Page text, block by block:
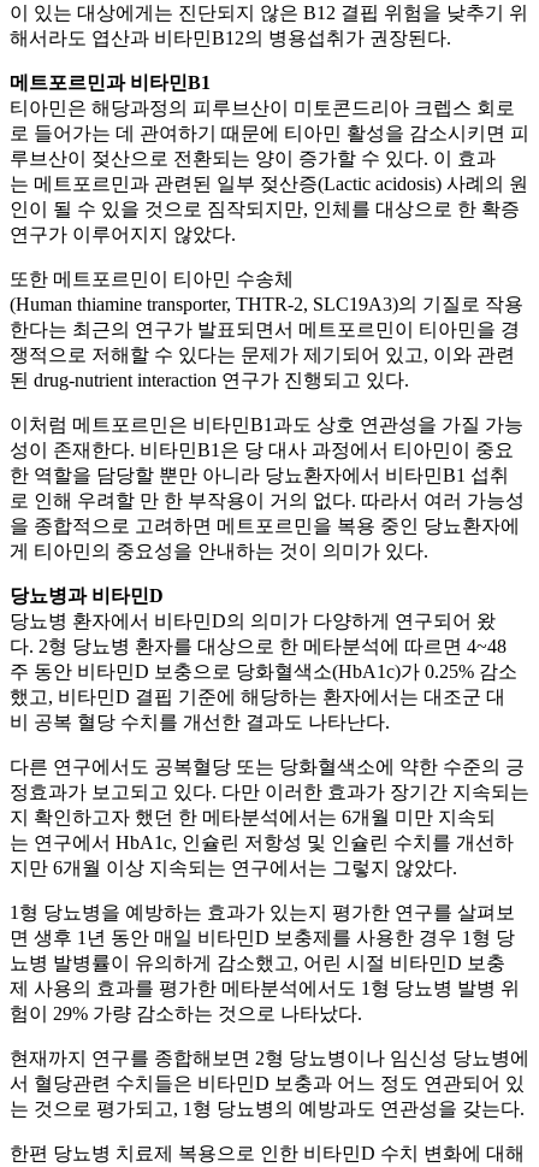
이 있는 대상에게는 진단되지 않은 B12 결핍 위험을 낮추기 위
해서라도 엽산과 비타민B12의 병용섭취가 권장된다.
메트포르민과 비타민B1
티아민은 해당과정의 피루브산이 미토콘드리아 크렙스 회로
로 들어가는 데 관여하기 때문에 티아민 활성을 감소시키면 피
루브산이 젖산으로 전환되는 양이 증가할 수 있다. 이 효과
는 메트포르민과 관련된 일부 젖산증(Lactic acidosis) 사례의 원
인이 될 수 있을 것으로 짐작되지만, 인체를 대상으로 한 확증
연구가 이루어지지 않았다.
또한 메트포르민이 티아민 수송체
(Human thiamine transporter, THTR-2, SLC19A3)의 기질로 작용
한다는 최근의 연구가 발표되면서 메트포르민이 티아민을 경
쟁적으로 저해할 수 있다는 문제가 제기되어 있고, 이와 관련
된 drug-nutrient interaction 연구가 진행되고 있다.
이처럼 메트포르민은 비타민B1과도 상호 연관성을 가질 가능
성이 존재한다. 비타민B1은 당 대사 과정에서 티아민이 중요
한 역할을 담당할 뿐만 아니라 당뇨환자에서 비타민B1 섭취
로 인해 우려할 만 한 부작용이 거의 없다. 따라서 여러 가능성
을 종합적으로 고려하면 메트포르민을 복용 중인 당뇨환자에
게 티아민의 중요성을 안내하는 것이 의미가 있다.
당뇨병과 비타민D
당뇨병 환자에서 비타민D의 의미가 다양하게 연구되어 왔
다. 2형 당뇨병 환자를 대상으로 한 메타분석에 따르면 4~48
주 동안 비타민D 보충으로 당화혈색소(HbA1c)가 0.25% 감소
했고, 비타민D 결핍 기준에 해당하는 환자에서는 대조군 대
비 공복 혈당 수치를 개선한 결과도 나타난다.
다른 연구에서도 공복혈당 또는 당화혈색소에 약한 수준의 긍
정효과가 보고되고 있다. 다만 이러한 효과가 장기간 지속되는
지 확인하고자 했던 한 메타분석에서는 6개월 미만 지속되
는 연구에서 HbA1c, 인슐린 저항성 및 인슐린 수치를 개선하
지만 6개월 이상 지속되는 연구에서는 그렇지 않았다.
1형 당뇨병을 예방하는 효과가 있는지 평가한 연구를 살펴보
면 생후 1년 동안 매일 비타민D 보충제를 사용한 경우 1형 당
뇨병 발병률이 유의하게 감소했고, 어린 시절 비타민D 보충
제 사용의 효과를 평가한 메타분석에서도 1형 당뇨병 발병 위
험이 29% 가량 감소하는 것으로 나타났다.
현재까지 연구를 종합해보면 2형 당뇨병이나 임신성 당뇨병에
서 혈당관련 수치들은 비타민D 보충과 어느 정도 연관되어 있
는 것으로 평가되고, 1형 당뇨병의 예방과도 연관성을 갖는다.
한편 당뇨병 치료제 복용으로 인한 비타민D 수치 변화에 대해